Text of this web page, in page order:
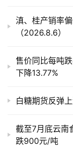
销滇、桂产销率
（2026.8.6）
售价同比每吨
下降13.77%
白糖期货反弹
截至7月底云南
跌900元/吨